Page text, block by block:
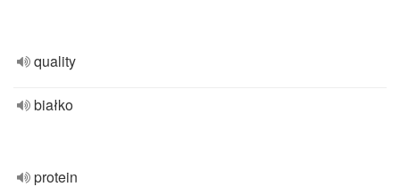
quality
białko
protein